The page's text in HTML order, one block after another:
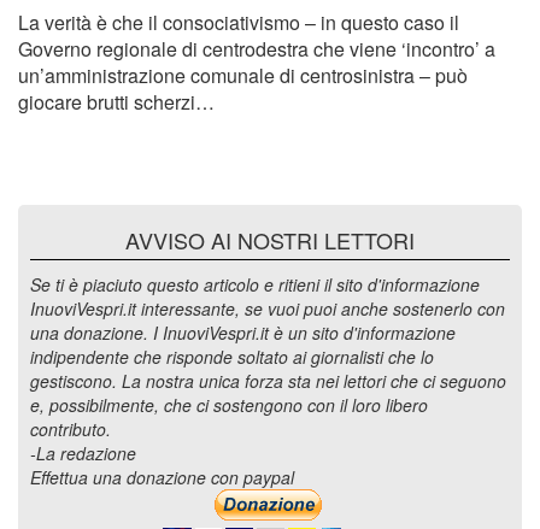
La verità è che il consociativismo – in questo caso il
Governo regionale di centrodestra che viene ‘incontro’ a
un’amministrazione comunale di centrosinistra – può
giocare brutti scherzi…
AVVISO AI NOSTRI LETTORI
Se ti è piaciuto questo articolo e ritieni il sito d'informazione
InuoviVespri.it interessante, se vuoi puoi anche sostenerlo con
una donazione. I InuoviVespri.it è un sito d'informazione
indipendente che risponde soltato ai giornalisti che lo
gestiscono. La nostra unica forza sta nei lettori che ci seguono
e, possibilmente, che ci sostengono con il loro libero
contributo.
-La redazione
Effettua una donazione con paypal